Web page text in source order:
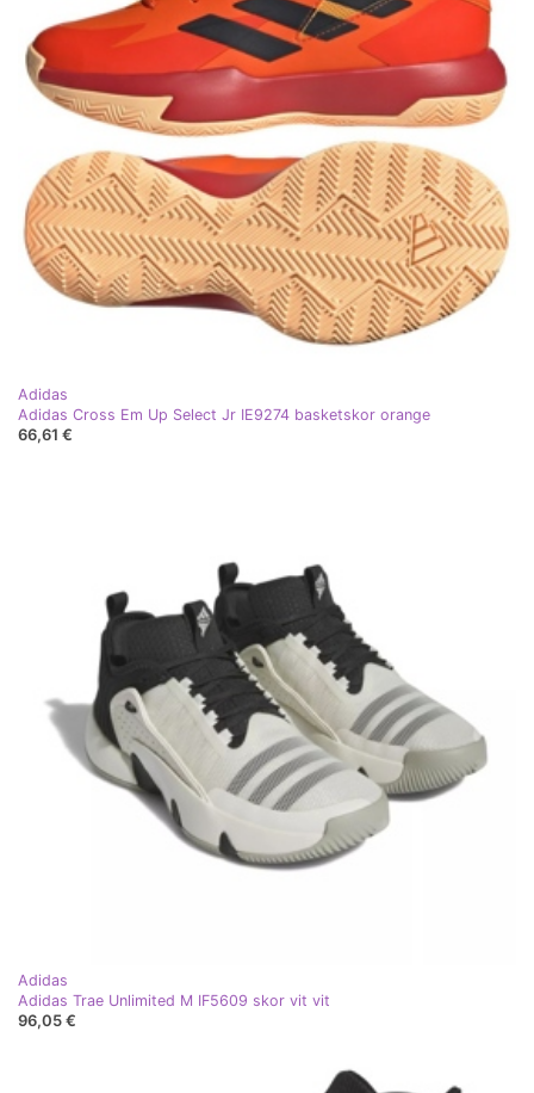
Adidas
Adidas Cross Em Up Select Jr IE9274 basketskor orange
66,61 €
Adidas
Adidas Trae Unlimited M IF5609 skor vit vit
96,05 €